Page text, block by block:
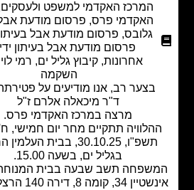
המרכז האקדמי למשפט ולעסקים,המרכז
האקדמי פרס,פרסום מודעת אבל בעיתון
גלובס
פרסום מודעת אבל בעיתון הארץ,
פרסום מודעת אבל בעיתון ידיעות
אחרונות,קיבוץ גליל ים,רמי לוי שיווק
בצער רב, אנו מודיעים על פטירתה של
ד"ר מיכאלה אלרם ז"ל
מרצה במרכז האקדמי פרס.
תתקיים מחר יום חמישי, ח' חשון
תשפ"ו, 30.10.25, בבית העלמין החדש
בגליל ים, בשעה 15.00.
תשב שבעה בבית המנוחה, אריק
אינשטיין 34, קומה 8, דירה 140 הרצליה, בין